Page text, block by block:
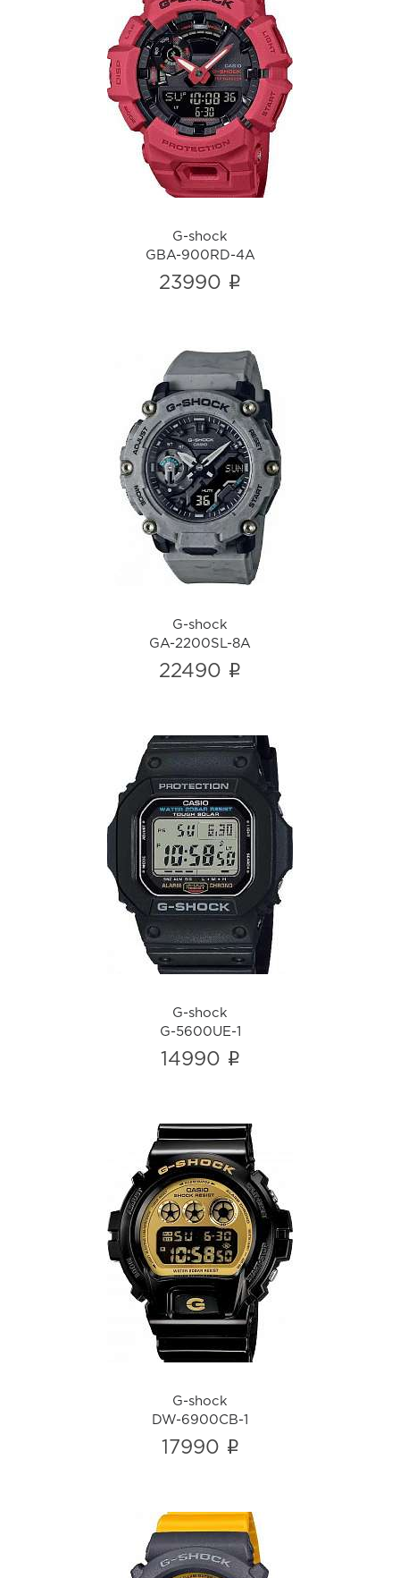
G-shock
GBA-900RD-4A
i
G-shock
GBA-900RD-4A
23990 i
G-shock
GA-2200SL-8A
i
G-shock
GA-2200SL-8A
22490 i
G-shock
G-5600UE-1
i
G-shock
G-5600UE-1
14990 i
G-shock
DW-6900CB-1
i
G-shock
DW-6900CB-1
17990 i